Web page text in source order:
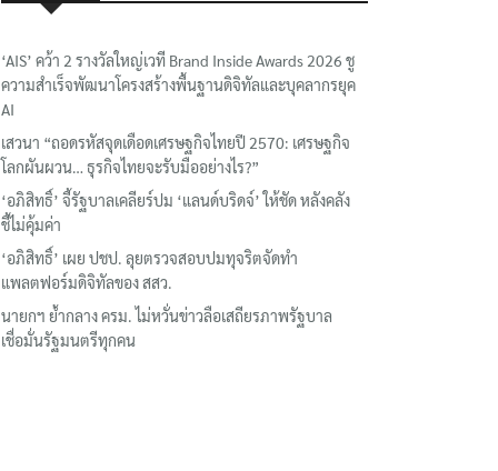
‘AIS’ คว้า 2 รางวัลใหญ่เวที Brand Inside Awards 2026 ชู
ความสำเร็จพัฒนาโครงสร้างพื้นฐานดิจิทัลและบุคลากรยุค
AI
เสวนา “ถอดรหัสจุดเดือดเศรษฐกิจไทยปี 2570: เศรษฐกิจ
โลกผันผวน… ธุรกิจไทยจะรับมืออย่างไร?”
‘อภิสิทธิ์’ จี้รัฐบาลเคลียร์ปม ‘แลนด์บริดจ์’ ให้ชัด หลังคลัง
ชี้ไม่คุ้มค่า
‘อภิสิทธิ์’ เผย ปชป. ลุยตรวจสอบปมทุจริตจัดทำ
แพลตฟอร์มดิจิทัลของ สสว.
นายกฯ ย้ำกลาง ครม. ไม่หวั่นข่าวลือเสถียรภาพรัฐบาล
เชื่อมั่นรัฐมนตรีทุกคน